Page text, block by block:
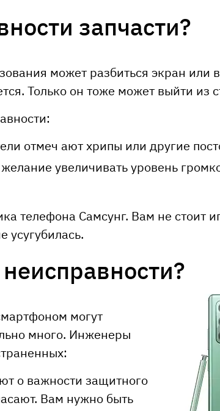
запчасти?
может разбиться экран или
Только он тоже может выйти из
отмеч ают хрипы или другие
увеличивать уровень
телефона Самсунг. Вам не стоит
усугубилась.
могут
много. Инженеры
о важности защитного
Вам нужно быть